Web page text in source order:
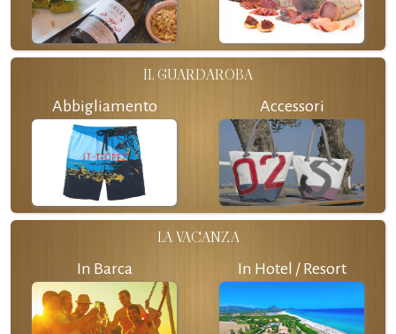
IL GUARDAROBA
Abbigliamento Accessori
LA VACANZA
In Barca In Hotel / Resort